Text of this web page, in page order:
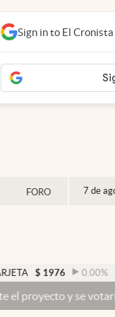
FORO 7 de
0.00%
votaría pasada la
Sign in to El